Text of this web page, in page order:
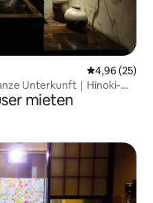
4,96 (25)
Unterkunft｜Hinoki-
mieten